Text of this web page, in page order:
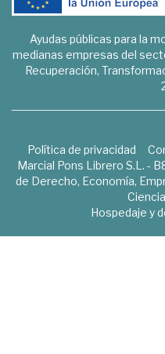
Ayudas públicas para la
medianas empresas del
Recuperación,
Política de privacidad
Marcial Pons Librero S.L. -
de Derecho, Economía,
Hospedaje y